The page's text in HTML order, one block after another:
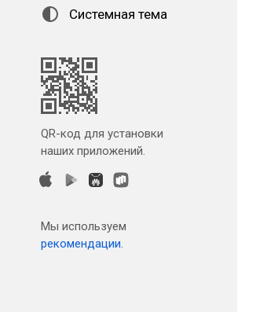
Системная тема
QR-код для установки
наших приложений.
Мы используем
рекомендации.